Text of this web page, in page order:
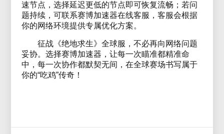
速节点，选择延迟更低的节点即可恢复流畅；若问
题持续，可联系赛博加速器在线客服，客服会根据
你的网络环境提供专属优化方案。
征战《绝地求生》全球服，不必再向网络问题
妥协。选择赛博加速器，让每一次瞄准都精准命
中，每一次协作都默契无间，在全球赛场书写属于
你的“吃鸡”传奇！